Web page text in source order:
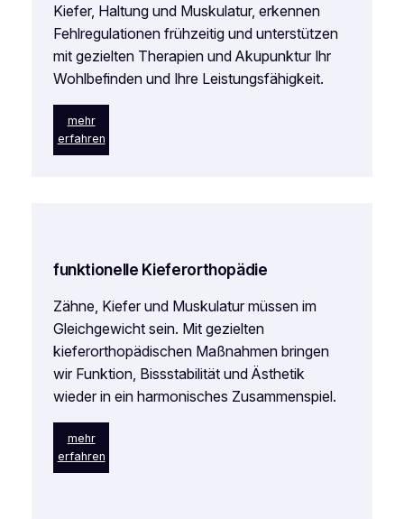
Kiefer, Haltung und Muskulatur, erkennen
Fehlregulationen frühzeitig und unterstützen
mit gezielten Therapien und Akupunktur Ihr
Wohlbefinden und Ihre Leistungsfähigkeit.
mehr
erfahren
funktionelle Kieferorthopädie
Zähne, Kiefer und Muskulatur müssen im
Gleichgewicht sein. Mit gezielten
kieferorthopädischen Maßnahmen bringen
wir Funktion, Bissstabilität und Ästhetik
wieder in ein harmonisches Zusammenspiel.
mehr
erfahren